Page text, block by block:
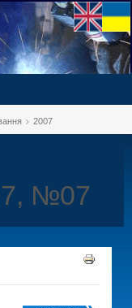
2007
№07